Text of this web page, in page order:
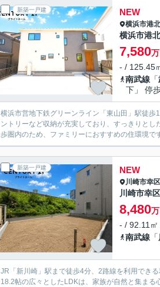
新築一戸建 NEW
横浜市港
横浜市港
7,580
- / 125.45
南武線 「
下」 停
横浜市営地下鉄グリーンライン「東山田」駅徒
ントリーなど収納が充実しており、すっきりと
歩圏内のため、ファミリーにおすすめの住環境で
新築一戸建 NEW
川崎市幸区
川崎市幸
8,480
- / 92.11
南武線 「
JR「新川崎」駅まで徒歩4分、2路線を利用できる
18.2帖の広々としたLDKは、家族が自然と集まる